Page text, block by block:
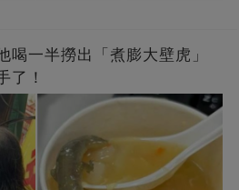
喝一半撈出「煮膨大壁虎」
了！